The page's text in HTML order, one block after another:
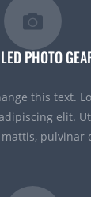
PHOTO
this text.
elit.
pulvinar